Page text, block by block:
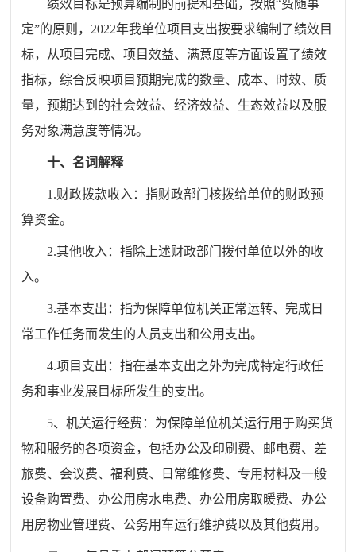
绩效目标是预算编制的前提和基础，按照“费随事
定”的原则，2022年我单位项目支出按要求编制了绩效目
标，从项目完成、项目效益、满意度等方面设置了绩效
指标，综合反映项目预期完成的数量、成本、时效、质
量，预期达到的社会效益、经济效益、生态效益以及服
务对象满意度等情况。
十、名词解释
1.财政拨款收入：指财政部门核拨给单位的财政预
算资金。
2.其他收入：指除上述财政部门拨付单位以外的收
入。
3.基本支出：指为保障单位机关正常运转、完成日
常工作任务而发生的人员支出和公用支出。
4.项目支出：指在基本支出之外为完成特定行政任
务和事业发展目标所发生的支出。
5、机关运行经费：为保障单位机关运行用于购买货
物和服务的各项资金，包括办公及印刷费、邮电费、差
旅费、会议费、福利费、日常维修费、专用材料及一般
设备购置费、办公用房水电费、办公用房取暖费、办公
用房物业管理费、公务用车运行维护费以及其他费用。